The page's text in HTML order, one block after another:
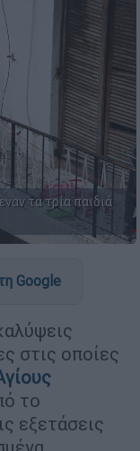
τα τρία παιδιά
Google
στις οποίες
το
εξετάσεις